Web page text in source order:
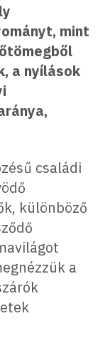
mint
a nyílások
családi
különböző
a